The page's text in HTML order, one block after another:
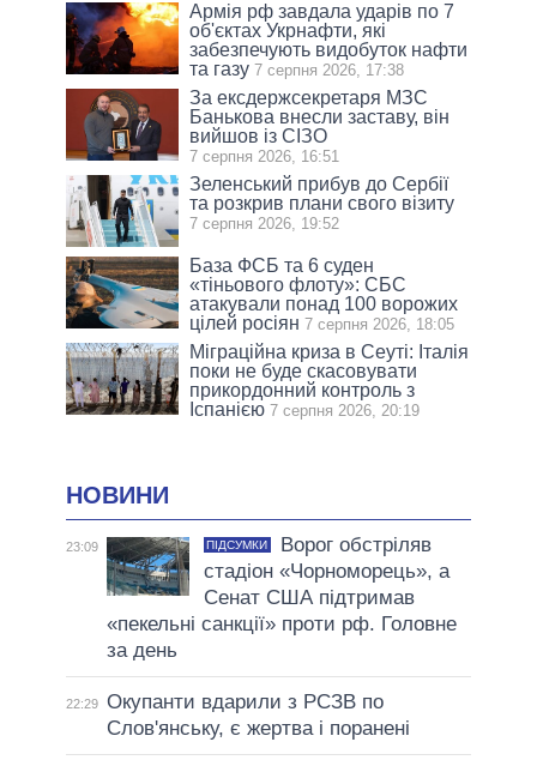
Армія рф завдала ударів по 7
об'єктах Укрнафти, які
забезпечують видобуток нафти
та газу 7 серпня 2026, 17:38
За ексдержсекретаря МЗС
Банькова внесли заставу, він
вийшов із СІЗО
7 серпня 2026, 16:51
Зеленський прибув до Сербії
та розкрив плани свого візиту
7 серпня 2026, 19:52
База ФСБ та 6 суден
«тіньового флоту»: СБС
атакували понад 100 ворожих
цілей росіян 7 серпня 2026, 18:05
Міграційна криза в Сеуті: Італія
поки не буде скасовувати
прикордонний контроль з
Іспанією 7 серпня 2026, 20:19
НОВИНИ
23:09 ПІДСУМКИ
Ворог обстріляв
стадіон «Чорноморець», а
Сенат США підтримав
«пекельні санкції» проти рф. Головне
за день
22:29 Окупанти вдарили з РСЗВ по
Слов'янську, є жертва і поранені